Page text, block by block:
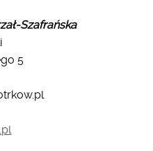
Szafrańska
5